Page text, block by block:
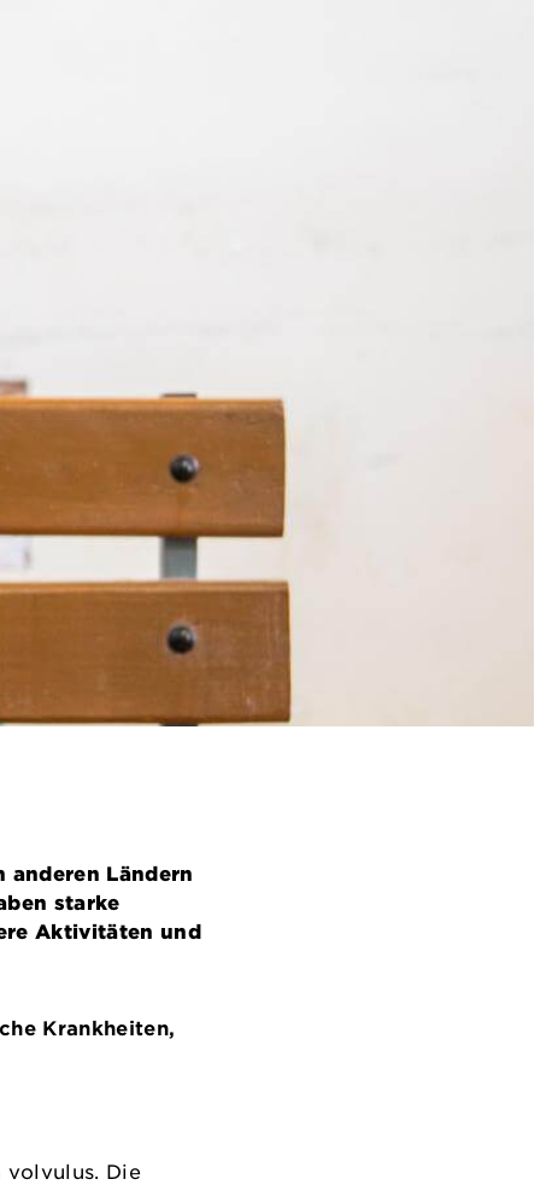
anderen Ländern
starke
Aktivitäten und
Krankheiten,
volvulus. Die